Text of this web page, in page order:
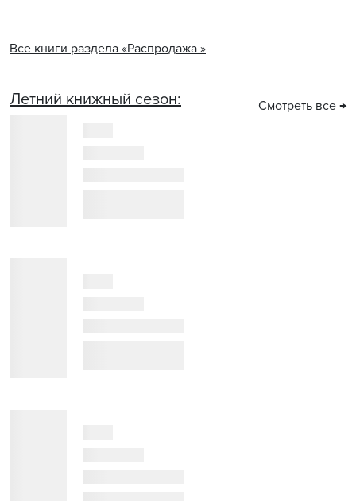
Все книги раздела «Распродажа »
Летний книжный сезон: Смотреть все →